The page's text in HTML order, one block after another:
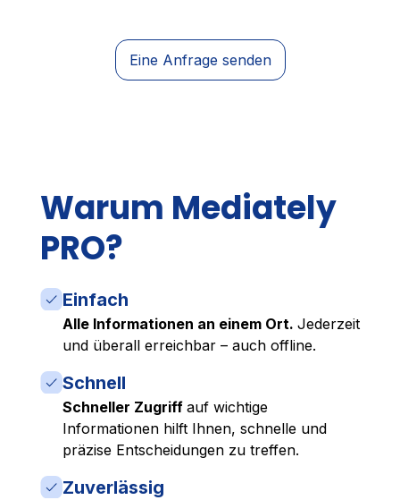
Eine Anfrage senden
Warum Mediately
PRO?
Einfach
Alle Informationen an einem Ort. Jederzeit
und überall erreichbar – auch offline.
Schnell
Schneller Zugriff auf wichtige
Informationen hilft Ihnen, schnelle und
präzise Entscheidungen zu treffen.
Zuverlässig